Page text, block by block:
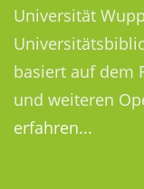
Universität
basiert auf dem
und weiteren
erfahren...